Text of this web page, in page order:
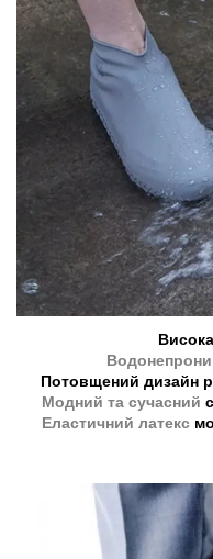
Потовщений дизайн
Модний та сучасний
Еластичний латекс